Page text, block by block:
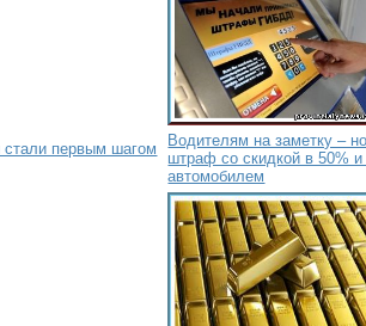
первым шагом
Водителям на заметку –
штраф со скидкой в 50% и
автомобилем